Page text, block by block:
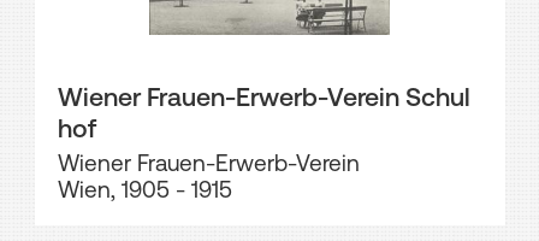
Wiener Frauen-Erwerb-Verein Schul
hof
Wiener Frauen-Erwerb-Verein
Wien, 1905 - 1915